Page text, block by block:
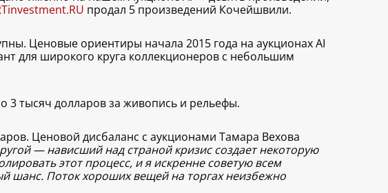
продал 5 произведений Кочейшвили.
Ценовые ориентиры начала 2015 года на аукционах AI
для широкого круга коллекционеров с небольшим
3 тысяч долларов за живопись и рельефы.
Ценовой дисбаланс с аукционами Тамара Вехова
— нависший над страной кризис создает некоторую
этот процесс, и я искренне советую всем
шанс. Поток хороших вещей на торгах неизбежно